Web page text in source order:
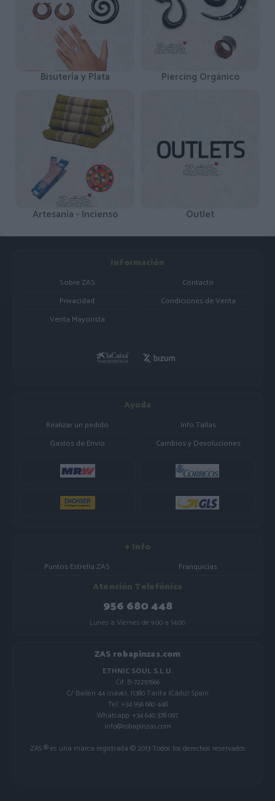
Bisutería y Plata Piercing Orgánico
Artesanía - Incienso Outlet
Información
Sobre ZAS
Contacto
Privacidad
Condiciones de Venta
Venta Mayorista
Ayuda
Realizar un pedido
Info Tallas
Gastos de Envio
Cambios y Devoluciones
+ Info
Puntos Estrella ZAS Franquicias
Atención Telefónica
956 680 448
Lunes a Viernes de 9:00 a 14:00
ZAS robapinzas.com
ETHNIC SOUL S.L.U.
Cif. B-72297666
C/ Bailén 44 (nave), 11380 Tarifa (Cádiz) Spain
Tel. +34 956 680 448
Whatsapp: +34 640 378 097
info@robapinzas.com
ZAS ® es una marca registrada © 2013 Todos los derechos reservados